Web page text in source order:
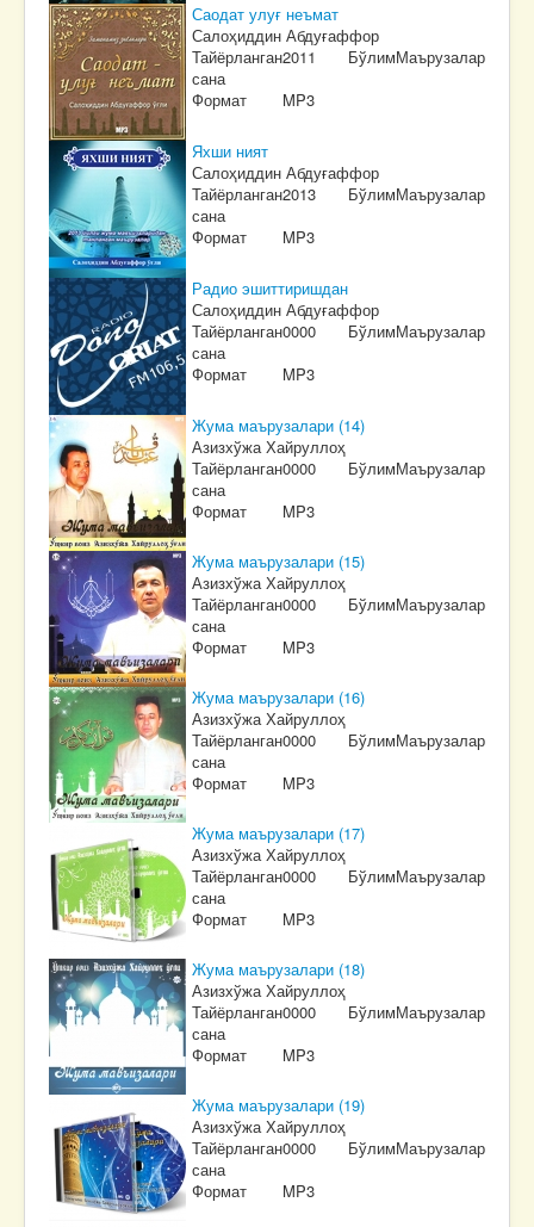
Саодат улуғ неъмат
Салоҳиддин Абдуғаффор
Тайёрланган
сана
2011
Формат
MP3
БўлимМаърузалар
Яхши ният
Салоҳиддин Абдуғаффор
Тайёрланган
сана
2013
Формат
MP3
БўлимМаърузалар
Радио эшиттиришдан
Салоҳиддин Абдуғаффор
Тайёрланган
сана
0000
Формат
MP3
БўлимМаърузалар
Жума маърузалари (14)
Азизхўжа Хайруллоҳ
Тайёрланган
сана
0000
Формат
MP3
БўлимМаърузалар
Жума маърузалари (15)
Азизхўжа Хайруллоҳ
Тайёрланган
сана
0000
Формат
MP3
БўлимМаърузалар
Жума маърузалари (16)
Азизхўжа Хайруллоҳ
Тайёрланган
сана
0000
Формат
MP3
БўлимМаърузалар
Жума маърузалари (17)
Азизхўжа Хайруллоҳ
Тайёрланган
сана
0000
Формат
MP3
БўлимМаърузалар
Жума маърузалари (18)
Азизхўжа Хайруллоҳ
Тайёрланган
сана
0000
Формат
MP3
БўлимМаърузалар
Жума маърузалари (19)
Азизхўжа Хайруллоҳ
Тайёрланган
сана
0000
Формат
MP3
БўлимМаърузалар